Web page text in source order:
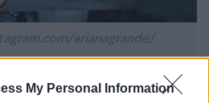
My Personal Information
οθονών LED